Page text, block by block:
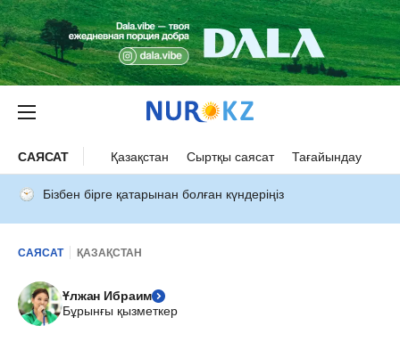
САЯСАТ Қазақстан Сыртқы саясат Тағайындау
Бізбен бірге қатарынан болған күндеріңіз
САЯСАТ ҚАЗАҚСТАН
Ұлжан Ибраим
Бұрынғы қызметкер